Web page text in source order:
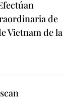
de
Vietnam de la